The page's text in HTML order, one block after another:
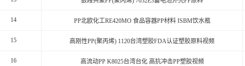
14 PP北欧化工RE420MO 食品容器PP材料 ISBM饮水瓶
15 高刚性PP(聚丙烯) 1120台湾塑胶FDA认证塑胶原料视频
16 高流动PP K8025台湾台化 高抗冲击PP塑胶视频